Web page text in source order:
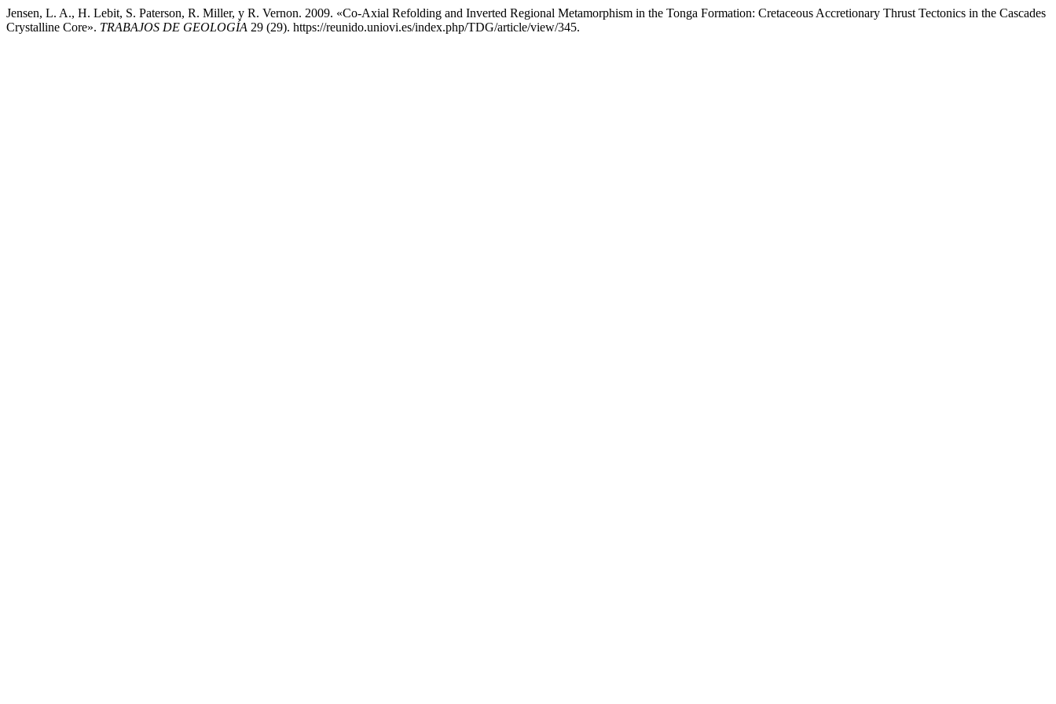
Jensen, L. A., H. Lebit, S. Paterson, R. Miller, y R. Vernon. 2009. «Co-Axial Refolding and Inverted Regional Metamorphism in the Tonga Formation: Cretaceous Accretionary Thrust Tectonics in the Cascades
Crystalline Core». TRABAJOS DE GEOLOGÍA 29 (29). https://reunido.uniovi.es/index.php/TDG/article/view/345.